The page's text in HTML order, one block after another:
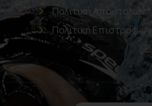
Πολιτική Αποστολών
Πολιτική Επιστροφών